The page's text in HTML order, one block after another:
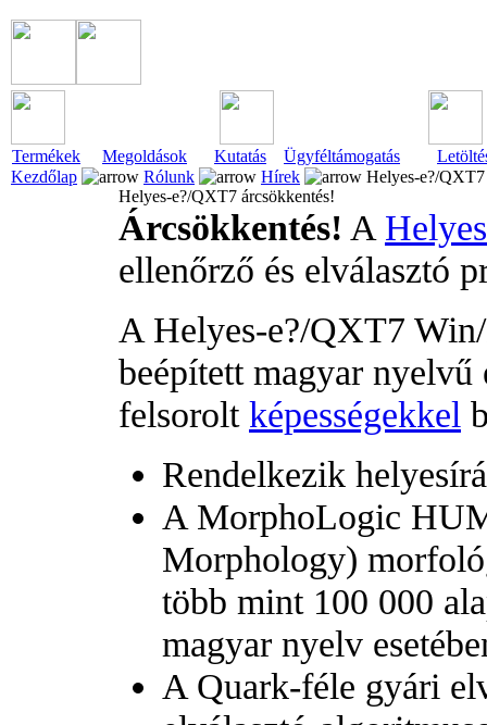
Termékek Megoldások Kutatás Ügyféltámogatás
Kezdőlap
Rólunk Hírek Helyes-e?/
Helyes-e?/QXT7 árcsökkentés!
Árcsökkentés! A
ellenőrző és elválasztó
A Helyes-e?/QXT7
beépített magyar nyelvű
felsorolt képességekkel
Rendelkezik
A MorphoLogic
Morphology)
több mint 100 000
magyar nyelv
A Quark-féle gyári